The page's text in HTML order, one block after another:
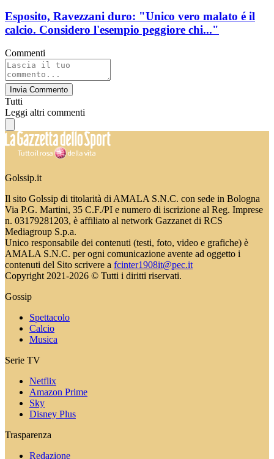
Esposito, Ravezzani duro: "Unico vero malato é il
calcio. Considero l'esempio peggiore chi..."
Commenti
Invia Commento
Tutti
Leggi altri commenti
Golssip.it
Il sito Golssip di titolarità di AMALA S.N.C. con sede in Bologna
Via P.G. Martini, 35 C.F./PI e numero di iscrizione al Reg. Imprese
n. 03179281203, è affiliato al network Gazzanet di RCS
Mediagroup S.p.a.
Unico responsabile dei contenuti (testi, foto, video e grafiche) è
AMALA S.N.C. per ogni comunicazione avente ad oggetto i
contenuti del Sito scrivere a fcinter1908it@pec.it
Copyright 2021-2026 © Tutti i diritti riservati.
Gossip
Spettacolo
Calcio
Musica
Serie TV
Netflix
Amazon Prime
Sky
Disney Plus
Trasparenza
Redazione